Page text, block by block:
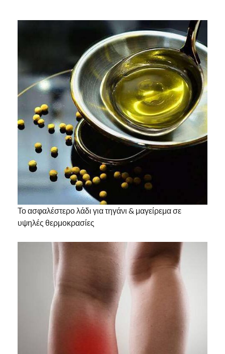
Το ασφαλέστερο λάδι για τηγάνι & μαγείρεμα σε
υψηλές θερμοκρασίες